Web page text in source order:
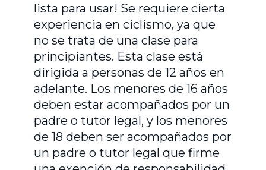
lista para usar! Se requiere cierta
experiencia en ciclismo, ya que
no se trata de una clase para
principiantes. Esta clase está
dirigida a personas de 12 años en
adelante. Los menores de 16 años
deben estar acompañados por un
padre o tutor legal, y los menores
de 18 deben ser acompañados por
un padre o tutor legal que firme